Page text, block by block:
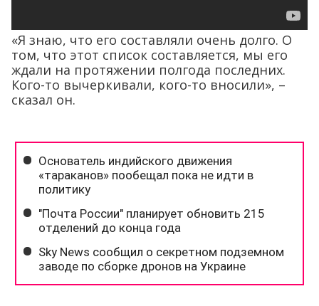
«Я знаю, что его составляли очень долго. О
том, что этот список составляется, мы его
ждали на протяжении полгода последних.
Кого-то вычеркивали, кого-то вносили», –
сказал он.